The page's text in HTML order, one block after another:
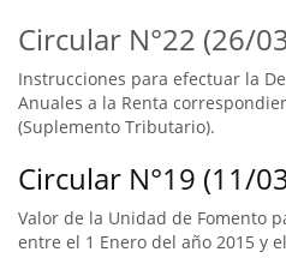
Circular N°22 (26/
Instrucciones para efectuar la
Anuales a la Renta
(Suplemento Tributario).
Circular N°19 (11/
Valor de la Unidad de Fomento
entre el 1 Enero del año 2015 y